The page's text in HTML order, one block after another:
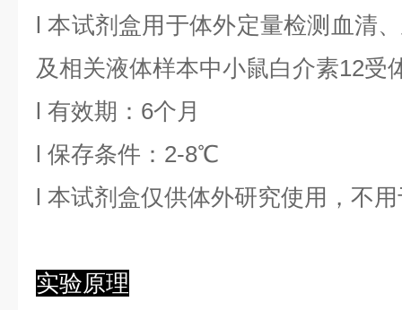
l本试剂盒用于体外定量检测血清
及相关液体样本中小鼠白介素12受
l 有效期：6个月
l 保存条件： 2-8℃
l 本试剂盒仅供体外研究使用，不
实验原理